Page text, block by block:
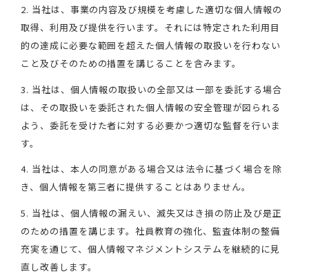
2. 当社は、事業の内容及び規模を考慮した適切な個人情報の
取得、利用及び提供を行います。それには特定された利用目
的の達成に必要な範囲を超えた個人情報の取扱いを行わない
こと及びそのための措置を講じることを含みます。
3. 当社は、個人情報の取扱いの全部又は一部を委託する場合
は、その取扱いを委託された個人情報の安全管理が図られる
よう、委託を受けた者に対する必要かつ適切な監督を行いま
す。
4. 当社は、本人の同意がある場合又は法令に基づく場合を除
き、個人情報を第三者に提供することはありません。
5. 当社は、個人情報の漏えい、滅失又はき損の防止及び是正
のための措置を講じます。社員教育の強化、監査体制の整備
充実を通じて、個人情報マネジメントシステムを継続的に見
直し改善します。